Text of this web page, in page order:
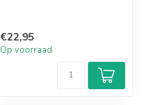
€22,95
Op voorraad